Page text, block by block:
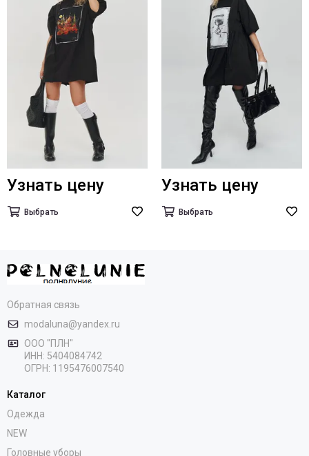
Узнать цену
Выбрать
Узнать цену
Выбрать
Обратная связь
modaluna@yandex.ru
ООО "ПЛН"
ИНН: 5404084742
ОГРН: 1195476007540
Каталог
Одежда
NEW
Головные уборы